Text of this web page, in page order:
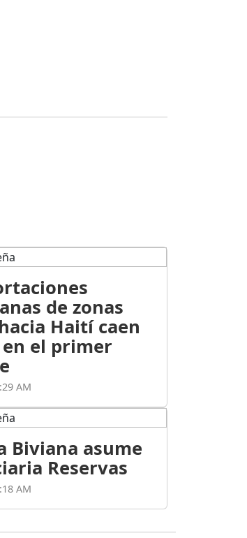
de zonas
Haití caen
en el primer
AM
Biviana asume
Reservas
AM